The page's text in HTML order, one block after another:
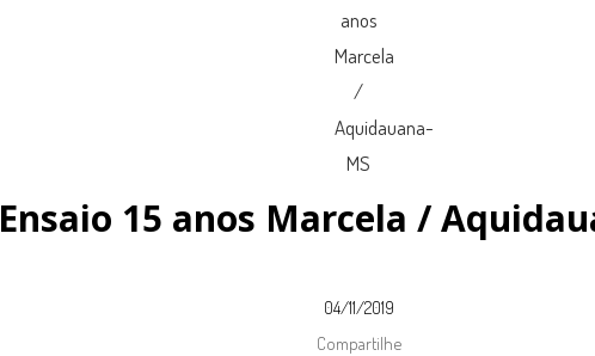
Ensaio 15 anos Marcela /
04/11/2019
Compartilhe